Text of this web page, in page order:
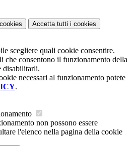
Accetta tutti i cookies
scegliere quali cookie consentire.
che consentono il funzionamento della
disabilitarli.
necessari al funzionamento potete
.
non possono essere
l'elenco nella pagina della cookie